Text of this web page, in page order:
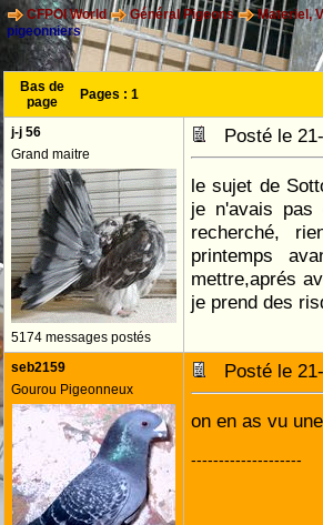
CFPOI World Général Pigeons Materiel,
pigeonniers
Bas de
page
Pages : 1
j-j 56
Grand maitre
5174 messages postés
Posté le
le sujet de
je n'avais pas
recherché,
printemps
mettre,aprés
je prend des
seb2159
Gourou Pigeonneux
Posté le
on en as vu
--------------------